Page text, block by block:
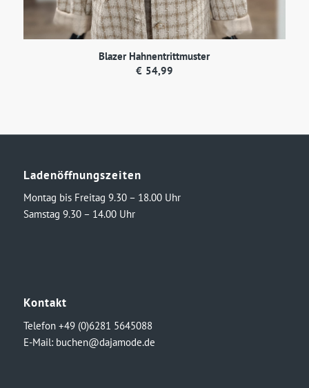
Blazer Hahnentrittmuster
€ 54,99
Ladenöffnungszeiten
Montag bis Freitag 9.30 – 18.00 Uhr
Samstag 9.30 – 14.00 Uhr
Kontakt
Telefon +49 (0)6281 5645088
E-Mail: buchen@dajamode.de